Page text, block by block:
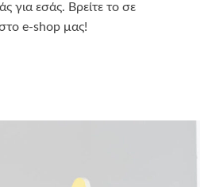
για εσάς. Βρείτε το σε
e-shop μας!